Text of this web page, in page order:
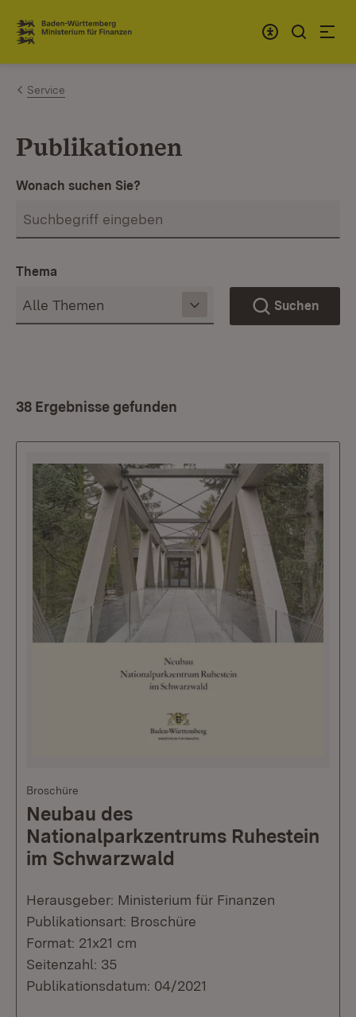
Zum Inhalt springen
Link zur Startseite
Service
Publikationen
Wonach suchen Sie?
Thema
Suchen
38 Ergebnisse gefunden
Broschüre
Neubau des
Nationalparkzentrums Ruhestein
im Schwarzwald
Herausgeber: Ministerium für Finanzen
Publikationsart: Broschüre
Format: 21x21 cm
Seitenzahl: 35
Publikationsdatum: 04/2021